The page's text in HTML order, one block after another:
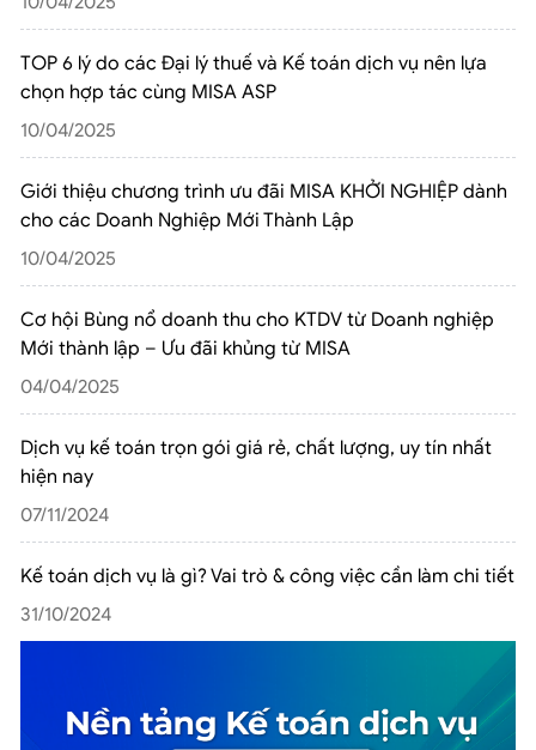
TOP 6 lý do các Đại lý thuế và Kế toán dịch vụ nên lựa
chọn hợp tác cùng MISA ASP
10/04/2025
Giới thiệu chương trình ưu đãi MISA KHỞI NGHIỆP dành
cho các Doanh Nghiệp Mới Thành Lập
10/04/2025
Cơ hội Bùng nổ doanh thu cho KTDV từ Doanh nghiệp
Mới thành lập – Ưu đãi khủng từ MISA
04/04/2025
Dịch vụ kế toán trọn gói giá rẻ, chất lượng, uy tín nhất
hiện nay
07/11/2024
Kế toán dịch vụ là gì? Vai trò & công việc cần làm chi tiết
31/10/2024